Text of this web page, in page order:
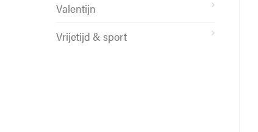
Valentijn
Vrijetijd & sport